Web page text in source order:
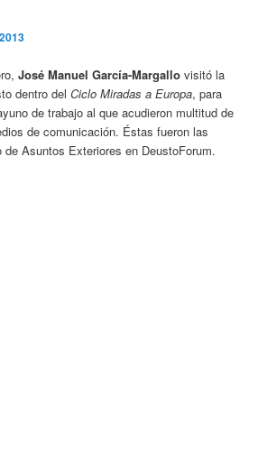
José Manuel García-Margallo visitó la
dentro delCiclo Miradas a Europa, para
de trabajo al que acudieron multitud de
de comunicación. Éstas fueron las
de Asuntos Exteriores en DeustoForum.